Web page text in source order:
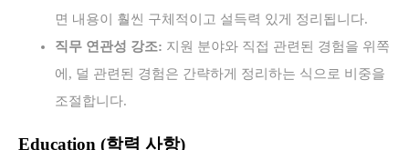
면 내용이 훨씬 구체적이고 설득력 있게 정리됩니다.
직무 연관성 강조: 지원 분야와 직접 관련된 경험을 위쪽
에, 덜 관련된 경험은 간략하게 정리하는 식으로 비중을
조절합니다.
Education (학력 사항)